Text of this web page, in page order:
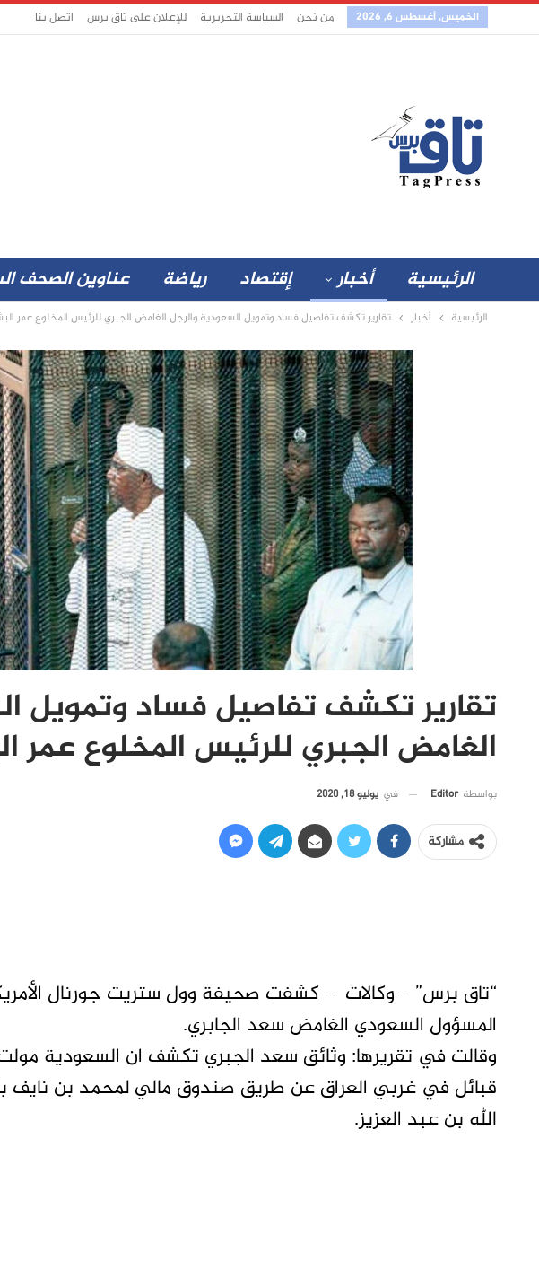
الخميس, أغسطس 6, 2026 من نحن السياسة التحريرية للإعلان على تاق برس اتصل بنا
الرئيسية أخبار إقتصاد رياضة عناوين الصحف
الرئيسية أخبار تقارير تكشف تفاصيل فساد وتمويل السعودية والرجل الغامض الجبري للرئيس المخلوع عمر
تقارير تكشف تفاصيل فساد وتمويل
الغامض الجبري للرئيس المخلوع عمر
بواسطة Editor في يوليو 18, 2020
مشاركة
“تاق برس” – وكالات – كشفت صحيفة وول ستريت جورنال
المسؤول السعودي الغامض سعد الجابري.
وقالت في تقريرها: وثائق سعد الجبري تكشف ان السعودية
قبائل في غربي العراق عن طريق صندوق مالي لمحمد بن نايف
الله بن عبد العزيز.